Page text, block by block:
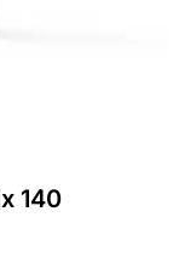
140